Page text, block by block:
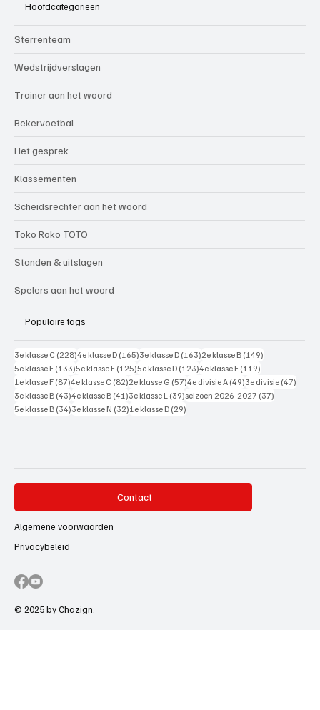
Hoofdcategorieën
Sterrenteam
Wedstrijdverslagen
Trainer aan het woord
Bekervoetbal
Het gesprek
Klassementen
Scheidsrechter aan het woord
Toko Roko TOTO
Standen & uitslagen
Spelers aan het woord
Populaire tags
3e klasse C (228)228 posts
4e klasse D (165)165 posts
3e klasse D (163)163 posts
2e klasse B (149)
5e klasse E (133)133 posts
5e klasse F (125)125 posts
5e klasse D (123)123 posts
4e klasse E (119)
1e klasse F (87)87 posts
4e klasse C (82)82 posts
2e klasse G (57)57 posts
4e divisie A (49)49 posts
3e divisie (47)
3e klasse B (43)43 posts
4e klasse B (41)41 posts
3e klasse L (39)39 posts
seizoen 2026-2027 (37)
5e klasse B (34)34 posts
3e klasse N (32)32 posts
1e klasse D (29)
Contact
Algemene voorwaarden
Privacybeleid
© 2025 by Chazign.